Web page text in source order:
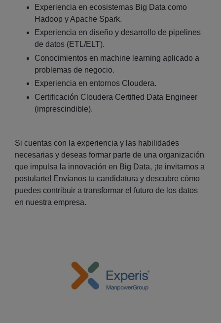
Experiencia en ecosistemas Big Data como
Hadoop y Apache Spark.
Experiencia en diseño y desarrollo de pipelines
de datos (ETL/ELT).
Conocimientos en machine learning aplicado a
problemas de negocio.
Experiencia en entornos Cloudera.
Certificación Cloudera Certified Data Engineer
(imprescindible).
Si cuentas con la experiencia y las habilidades
necesarias y deseas formar parte de una organización
que impulsa la innovación en Big Data, ¡te invitamos a
postularte! Envíanos tu candidatura y descubre cómo
puedes contribuir a transformar el futuro de los datos
en nuestra empresa.